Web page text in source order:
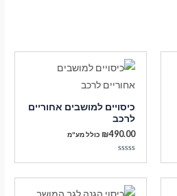
כיסויים למושבים אחוריים
לרכב
₪490.00 כולל מע"מ